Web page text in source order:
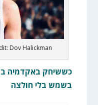
Dov Halickman
כששיחק באקדמיה
בשמש בלי חולצה